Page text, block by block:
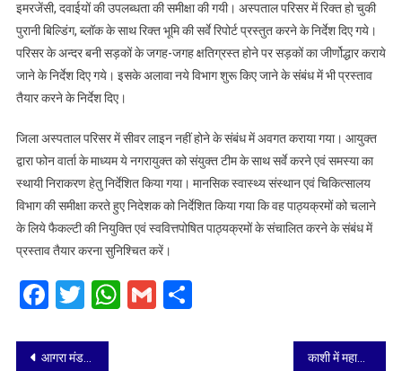
इमरजेंसी, दवाईयों की उपलब्धता की समीक्षा की गयी। अस्पताल परिसर में रिक्त हो चुकी
पुरानी बिल्डिंग, ब्लॉक के साथ रिक्त भूमि की सर्वे रिपोर्ट प्रस्तुत करने के निर्देश दिए गये।
परिसर के अन्दर बनी सड़कों के जगह-जगह क्षतिग्रस्त होने पर सड़कों का जीर्णोद्धार कराये
जाने के निर्देश दिए गये। इसके अलावा नये विभाग शुरू किए जाने के संबंध में भी प्रस्ताव
तैयार करने के निर्देश दिए।
जिला अस्पताल परिसर में सीवर लाइन नहीं होने के संबंध में अवगत कराया गया। आयुक्त
द्वारा फोन वार्ता के माध्यम ये नगरायुक्त को संयुक्त टीम के साथ सर्वे करने एवं समस्या का
स्थायी निराकरण हेतु निर्देशित किया गया। मानसिक स्वास्थ्य संस्थान एवं चिकित्सालय
विभाग की समीक्षा करते हुए निदेशक को निर्देशित किया गया कि वह पाठ्यक्रमों को चलाने
के लिये फैकल्टी की नियुक्ति एवं स्ववित्तपोषित पाठ्यक्रमों के संचालित करने के संबंध में
प्रस्ताव तैयार करना सुनिश्चित करें।
Facebook
TwitterWhatsApp
Gmail
Post
आगरा मंडल ने माह जनवरी -2026 में माल ढुलाई से 45.67 करोड़ रुपये की आय अर्जित की, पिछले वर्ष इसी अवधि में 38.88 करोड़ रुपये की तुलना में आय में 17.45 प्रतिशत की वृद्धि काशी में महाशिवरात्रि का आगाज: गणेश पूजन के साथ शुरू हुआ महापर्व, अब सभी विग्रहों का होगा रुद्राभिषेक